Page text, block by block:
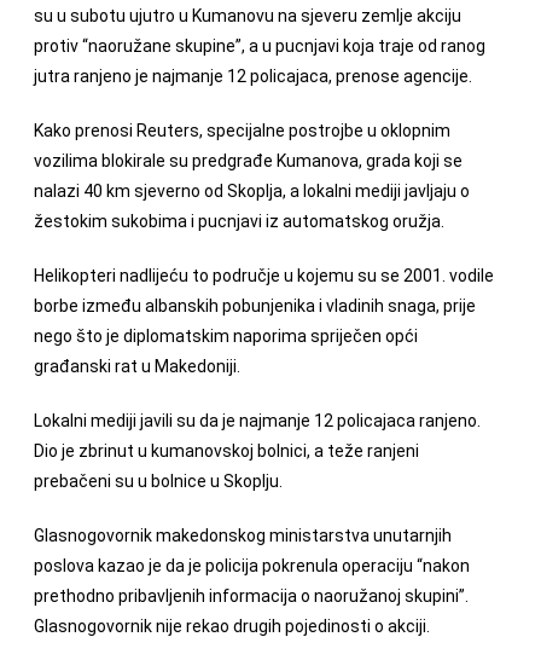
su u subotu ujutro u Kumanovu na sjeveru zemlje akciju
protiv “naoružane skupine”, a u pucnjavi koja traje od ranog
jutra ranjeno je najmanje 12 policajaca, prenose agencije.
Kako prenosi Reuters, specijalne postrojbe u oklopnim
vozilima blokirale su predgrađe Kumanova, grada koji se
nalazi 40 km sjeverno od Skoplja, a lokalni mediji javljaju o
žestokim sukobima i pucnjavi iz automatskog oružja.
Helikopteri nadlijeću to područje u kojemu su se 2001. vodile
borbe između albanskih pobunjenika i vladinih snaga, prije
nego što je diplomatskim naporima spriječen opći
građanski rat u Makedoniji.
Lokalni mediji javili su da je najmanje 12 policajaca ranjeno.
Dio je zbrinut u kumanovskoj bolnici, a teže ranjeni
prebačeni su u bolnice u Skoplju.
Glasnogovornik makedonskog ministarstva unutarnjih
poslova kazao je da je policija pokrenula operaciju “nakon
prethodno pribavljenih informacija o naoružanoj skupini”.
Glasnogovornik nije rekao drugih pojedinosti o akciji.